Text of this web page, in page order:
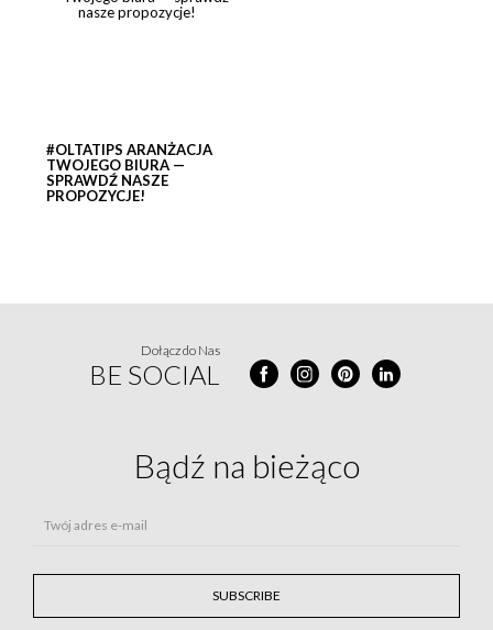
#OLTATIPS ARANŻACJA
TWOJEGO BIURA —
SPRAWDŹ NASZE
PROPOZYCJE!
Dołącz do Nas
BE SOCIAL
Bądź na bieżąco
Twój adres e-mail
SUBSCRIBE